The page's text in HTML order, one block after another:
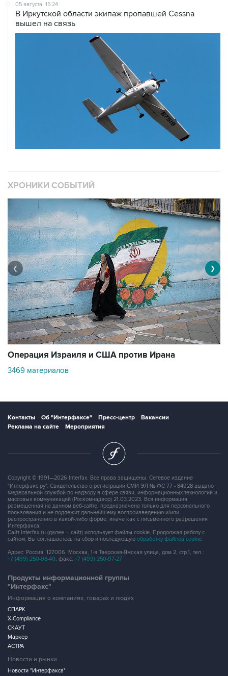
05 августа, 15:24
В Иркутской области экипаж пропавшей Cessna
вышел на связь
ХРОНИКИ СОБЫТИЙ
Операция Израиля и США против Ирана
3469 материалов
❮ ❯
Контакты Об "Интерфаксе" Пресс-центр
Вакансии
Реклама на сайте
Мероприятия
Copyright © 1991—2026 Interfax. Все права защищены. Сетевое издание
"Интерфакс.ру". Свидетельство о регистрации СМИ ЭЛ № ФС 77 - 84928 выдано
Федеральной службой по надзору в сфере связи, информационных технологий и
массовых коммуникаций (Роскомнадзор) 21.03.2023. Вся информация,
размещенная на данном веб-сайте, предназначена только для персонального
пользования и не подлежит дальнейшему воспроизведению и/или
распространению в какой-либо форме, иначе как с письменного разрешения
Интерфакса.
Сайт Interfax.ru (далее – сайт) использует файлы cookie. Продолжая работу с
сайтом, Вы соглашаетесь на сбор и последующую обработку файлов cookie.
Адрес: Россия, 127006, Москва, 1-я Тверская-Ямская улица, дом 2, стр.1, тел.:
+7 (499) 250-98-40, факс: +7 (499) 250-97-27
Продукты информационной группы
"Интерфакс"
Информация о компаниях, товарах и людях
СПАРК
X-Compliance
СКАУТ
Маркер
АСТРА
Новости и рынки
Новости "Интерфакса"